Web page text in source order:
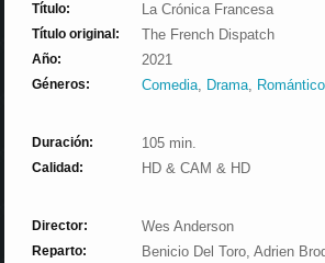
Título: La Crónica Francesa
Título original: The French Dispatch
Año: 2021
Géneros: Comedia, Drama, Romántico
Duración: 105 min.
Calidad: HD & CAM & HD
Director: Wes Anderson
Reparto: Benicio Del Toro, Adrien